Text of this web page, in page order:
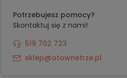
Potrzebujesz pomocy?
Skontaktuj się z nami!
519 702 723
sklep@otownetrze.pl